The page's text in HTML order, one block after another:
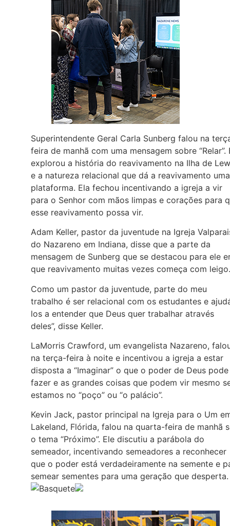
Superintendente Geral Carla Sunberg falou na
feira de manhã com uma mensagem sobre “Relar”.
explorou a história do reavivamento na Ilha de
e a natureza relacional que dá a reavivamento uma
plataforma. Ela fechou incentivando a igreja a vir
para o Senhor com mãos limpas e corações para
esse reavivamento possa vir.
Adam Keller, pastor da juventude na Igreja
do Nazareno em Indiana, disse que a parte da
mensagem de Sunberg que se destacou para ele
que reavivamento muitas vezes começa com leigo.
Como um pastor da juventude, parte do meu
trabalho é ser relacional com os estudantes e
los a entender que Deus quer trabalhar através
deles”, disse Keller.
LaMorris Crawford, um evangelista Nazareno,
na terça-feira à noite e incentivou a igreja a estar
disposta a “Imaginar” o que o poder de Deus pode
fazer e as grandes coisas que podem vir mesmo
estamos no “poço” ou “o palácio”.
Kevin Jack, pastor principal na Igreja para o Um
Lakeland, Flórida, falou na quarta-feira de manhã
o tema “Próximo”. Ele discutiu a parábola do
semeador, incentivando semeadores a reconhecer
que o poder está verdadeiramente na semente e
semear sementes para uma geração que desperta.